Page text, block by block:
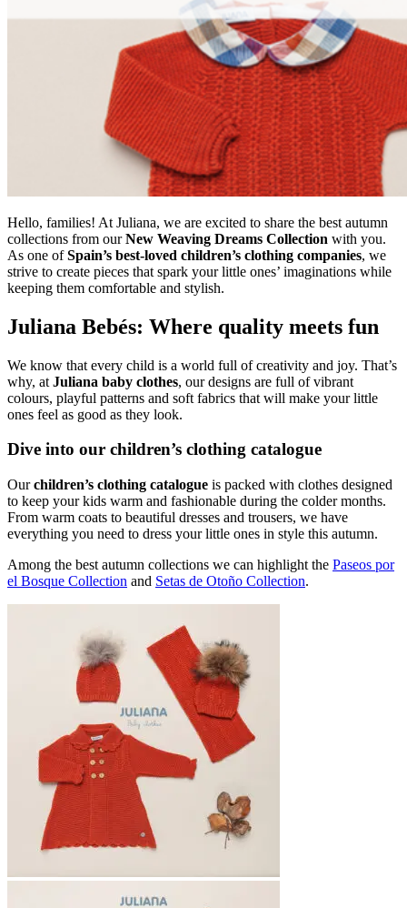
Hello, families! At Juliana, we are excited to share the best autumn
collections from ourNew Weaving Dreams Collection with you.
As one ofSpain’s best-loved children’s clothing companies, we
strive to create pieces that spark your little ones’ imaginations while
keeping them comfortable and stylish.
Juliana Bebés: Where quality meets fun
We know that every child is a world full of creativity and joy. That’s
why, at Juliana baby clothes, our designs are full of vibrant
colours, playful patterns and soft fabrics that will make your little
ones feel as good as they look.
Dive into our children’s clothing catalogue
Ourchildren’s clothing catalogue is packed with clothes designed
to keep your kids warm and fashionable during the colder months.
From warm coats to beautiful dresses and trousers, we have
everything you need to dress your little ones in style this autumn.
Among the best autumn collections we can highlight the Paseos por
el Bosque Collection and Setas de Otoño Collection.